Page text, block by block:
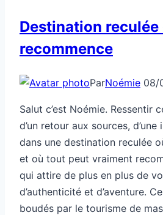
Destination
recommence
ParNoémie 08/
Salut c’est Noémie. Ressentir
d’un retour aux sources,
dans une destination reculée
et où tout peut vraiment
qui attire de plus en plus de
d’authenticité et d’aventure.
boudés par le tourisme de